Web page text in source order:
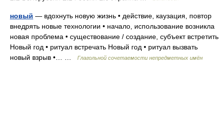
новый — вдохнуть новую жизнь • действие, каузация, повтор
внедрять новые технологии • начало, использование возникла
новая проблема • существование / создание, субъект встретить
Новый год • ритуал встречать Новый год • ритуал вызвать
новый взрыв •… …
Глагольной сочетаемости непредметных имён